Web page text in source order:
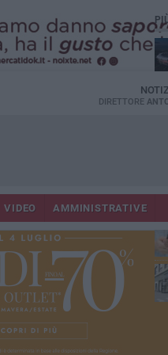
DIRETTORE
VIDEO AMMINISTRATIVE